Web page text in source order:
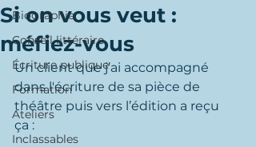
Biographie
Conseil littéraire
Écriture publique
Formation
Ateliers
Inclassables
Si on vous veut :
méfiez-vous
Un client que j’ai accompagné
dans l'écriture de sa pièce de
théâtre puis vers l’édition a reçu
ça :